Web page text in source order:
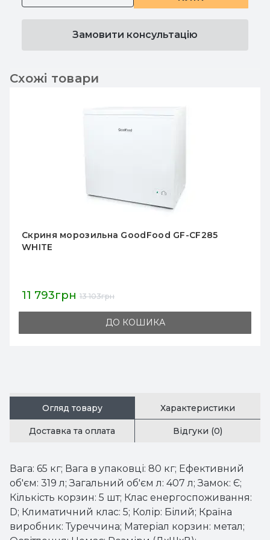
Замовити консультацію
Схожі товари
Скриня морозильна GoodFood GF-CF285
WHITE
11 793грн 13 103грн
ДО КОШИКА
Огляд товару Характеристики
Доставка та оплата Відгуки (0)
Вага: 65 кг; Вага в упаковці: 80 кг; Ефективний
об'єм: 319 л; Загальний об'єм л: 407 л; Замок: Є;
Кількість корзин: 5 шт; Клас енергоспоживання:
D; Климатичний клас: 5; Колір: Білий; Країна
виробник: Туреччина; Матеріал корзин: метал;